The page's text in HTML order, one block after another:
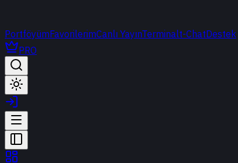
PortföyümFavorilerimCanlı YayınTerminalt-ChatDestek
PRO